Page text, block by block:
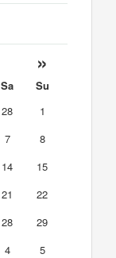
»
Sa
Su
28
1
7
8
14
15
21
22
28
29
4 5